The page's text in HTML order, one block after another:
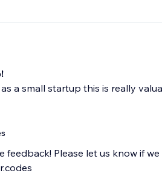
a small startup this is really
feedback! Please let us know if